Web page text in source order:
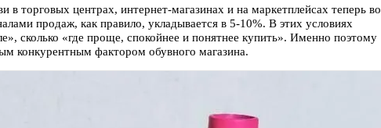
в торговых центрах, интернет-магазинах и на маркетплейсах теперь во
продаж, как правило, укладывается в 5-10%. В этих условиях
сколько «где проще, спокойнее и понятнее купить». Именно поэтому
конкурентным фактором обувного магазина.